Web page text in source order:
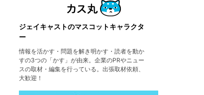
ジェイキャストのマスコットキャラクタ
ー
情報を活かす・問題を解き明かす・読者を動か
すの3つの「かす」が由来。企業のPRやニュー
スの取材・編集を行っている。出張取材依頼、
大歓迎！